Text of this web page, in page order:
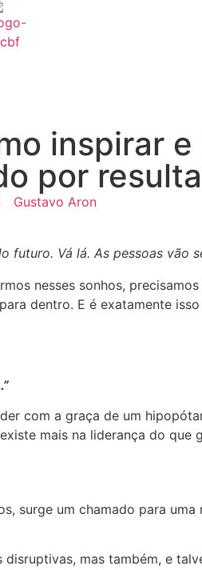
inspirar
por
Gustavo Aron
Vá lá. As pessoas vão
nesses sonhos,
dentro. E é exatamente
com a graça de um
mais na liderança do
surge um chamado para
mas também, e